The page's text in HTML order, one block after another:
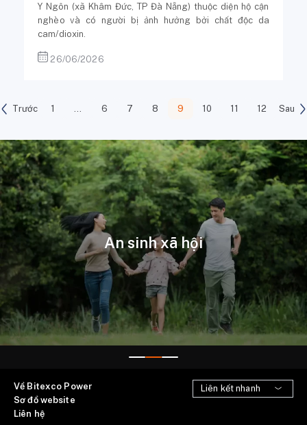
Y Ngôn (xã Khâm Đức, TP Đà Nẵng) thuộc diện hộ cận
nghèo và có người bị ảnh hưởng bởi chất độc da
cam/dioxin.
26/06/2026
Trước 1 6 7 8 9 10 11 12 Sau
Các công ty thành viên
Về Bitexco Power
Sơ đồ website
Liên hệ